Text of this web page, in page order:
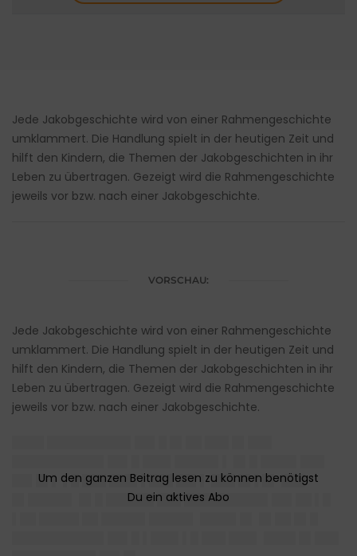
Jede Jakobgeschichte wird von einer Rahmengeschichte
umklammert. Die Handlung spielt in der heutigen Zeit und
hilft den Kindern, die Themen der Jakobgeschichten in ihr
Leben zu übertragen. Gezeigt wird die Rahmengeschichte
jeweils vor bzw. nach einer Jakobgeschichte.
VORSCHAU:
Jede Jakobgeschichte wird von einer Rahmengeschichte
umklammert. Die Handlung spielt in der heutigen Zeit und
hilft den Kindern, die Themen der Jakobgeschichten in ihr
Leben zu übertragen. Gezeigt wird die Rahmengeschichte
jeweils vor bzw. nach einer Jakobgeschichte.
██▌█▌▌ ▌█ ███ ███▌▌███ ██▌▌ ███ █▌▌█▌ ███
█▌█████▌ █▌█ ██████ ███ ██████████▌██▌██ ▌█